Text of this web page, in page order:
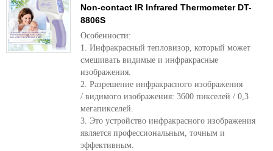
Non-contact IR Infrared Thermometer DT-
8806S
Особенности:
1. Инфракрасный тепловизор, который может
смешивать видимые и инфракрасные
изображения.
2. Разрешение инфракрасного изображения
/ видимого изображения: 3600 пикселей / 0,3
мегапикселей.
3. Это устройство инфракрасного изображения
является профессиональным, точным и
эффективным.